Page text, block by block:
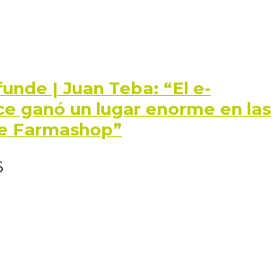
| Juan Teba: “El e-
ganó un lugar enorme en las
Farmashop”